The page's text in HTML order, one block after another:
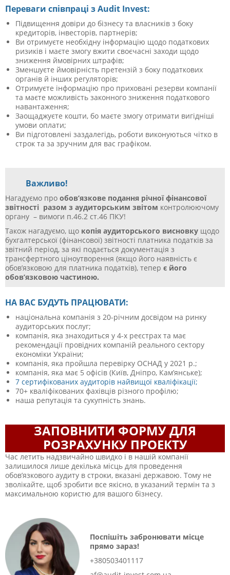
Переваги співпраці з Audit Invest:
Підвищення довіри до бізнесу та власників з боку
кредиторів, інвесторів, партнерів;
Ви отримуєте необхідну інформацію щодо податкових
ризиків і маєте змогу вжити своєчасні заходи щодо
зниження ймовірних штрафів;
Зменшуєте ймовірність претензій з боку податкових
органів й інших регуляторів;
Отримуєте інформацію про приховані резерви компанії
та маєте можливість законного зниження податкового
навантаження;
Заощаджуєте кошти, бо маєте змогу отримати вигідніші
умови оплати;
Ви підготовлені заздалегідь, роботи виконуються чітко в
строк та за зручним для вас графіком.
Важливо!
Нагадуємо про обов’язкове подання річної фінансової
звітності разом з аудиторським звітом контролюючому
органу – вимоги п.46.2 ст.46 ПКУ!
Також нагадуємо, що копія аудиторського висновку щодо
бухгалтерської (фінансової) звітності платника податків за
звітний період, за які подається документація з
трансфертного ціноутворення (якщо його наявність є
обов’язковою для платника податків), тепер є його
обов’язковою частиною.
НА ВАС БУДУТЬ ПРАЦЮВАТИ:
національна компанія з 20-річним досвідом на ринку
аудиторських послуг;
компанія, яка знаходиться у 4-х реєстрах та має
рекомендації провідних компаній реального сектору
економіки України;
компанія, яка пройшла перевірку ОСНАД у 2021 р.;
компанія, яка має 5 офісів (Київ, Дніпро, Кам’янське);
7 сертифікованих аудиторів найвищої кваліфікації;
70+ кваліфікованих фахівців різного профілю;
наша репутація та сукупність знань.
ЗАПОВНИТИ ФОРМУ ДЛЯ
РОЗРАХУНКУ ПРОЕКТУ
Час летить надзвичайно швидко і в нашій компанії
залишилося лише декілька місць для проведення
обов’язкового аудиту в строки, вказані державою. Тому не
зволікайте, щоб зробити все якісно, в указаний термін та з
максимальною користю для вашого бізнесу.
Поспішіть забронювати місце
прямо зараз!
+380503401117